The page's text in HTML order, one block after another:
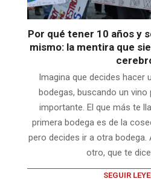
Por qué tener 10 años y
mismo: la mentira que
Imagina que decides hacer
bodegas, buscando un vino
importante. El que más te
primera bodega es de la
pero decides ir a otra bodega.
otro, que te
SEGUIR